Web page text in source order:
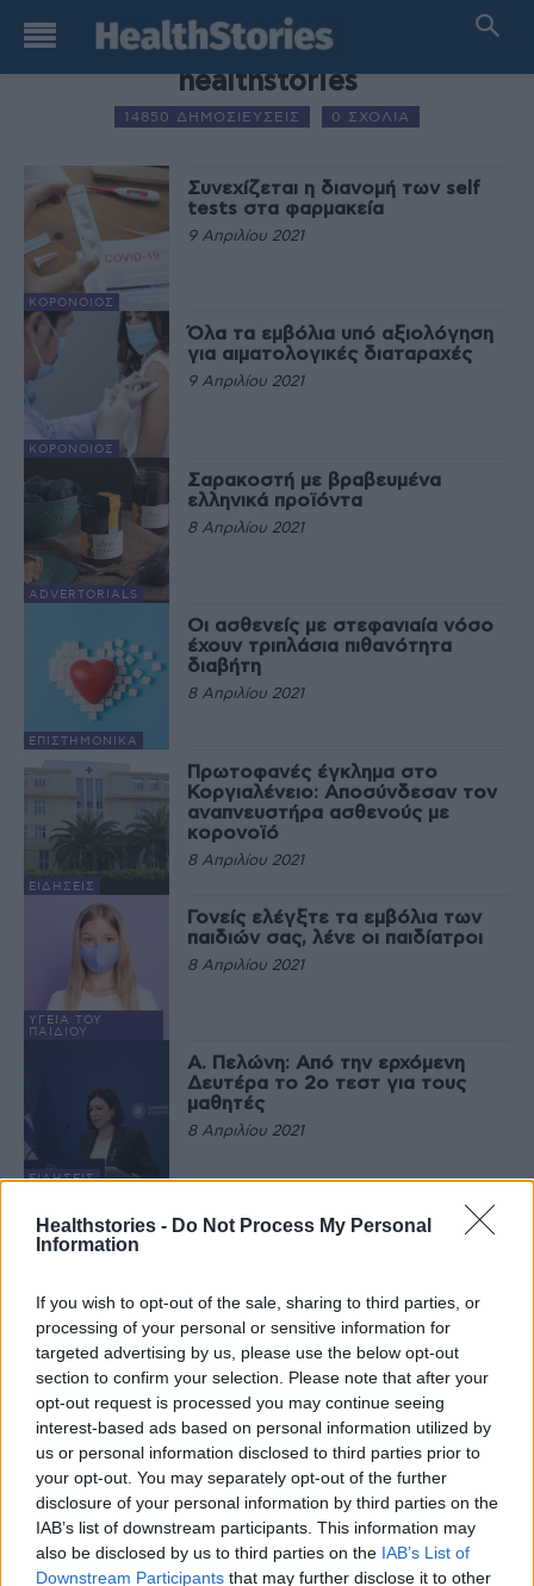
Healthstories - Do Not Process My Personal
Information
If you wish to opt-out of the sale, sharing to third parties, or
processing of your personal or sensitive information for
targeted advertising by us, please use the below opt-out
section to confirm your selection. Please note that after your
opt-out request is processed you may continue seeing
interest-based ads based on personal information utilized by
us or personal information disclosed to third parties prior to
your opt-out. You may separately opt-out of the further
disclosure of your personal information by third parties on the
IAB’s list of downstream participants. This information may
also be disclosed by us to third parties on the IAB’s List of
Downstream Participants that may further disclose it to other
AUTHOR NAME
healthstories
14850 ΔΗΜΟΣΙΕΥΣΕΙΣ 0 ΣΧΟΛΙΑ
ΚΟΡΟΝΟΙΌΣ
Συνεχίζεται η διανομή των self
tests στα φαρμακεία
9 Απριλίου 2021
ΚΟΡΟΝΟΙΌΣ
Όλα τα εμβόλια υπό αξιολόγηση
για αιματολογικές διαταραχές
9 Απριλίου 2021
ADVERTORIALS
Σαρακοστή με βραβευμένα
ελληνικά προϊόντα
8 Απριλίου 2021
EΠΙΣΤΗΜΟΝΙΚΆ
Οι ασθενείς με στεφανιαία νόσο
έχουν τριπλάσια πιθανότητα
διαβήτη
8 Απριλίου 2021
ΕΙΔΉΣΕΙΣ
Πρωτοφανές έγκλημα στο
Κοργιαλένειο: Αποσύνδεσαν τον
αναπνευστήρα ασθενούς με
κορονοϊό
8 Απριλίου 2021
ΥΓΕΊΑ ΤΟΥ
ΠΑΙΔΙΟΎ
Γονείς ελέγξτε τα εμβόλια των
παιδιών σας, λένε οι παιδίατροι
8 Απριλίου 2021
ΕΙΔΉΣΕΙΣ
Α. Πελώνη: Από την ερχόμενη
Δευτέρα το 2ο τεστ για τους
μαθητές
8 Απριλίου 2021
ΕΙΔΉΣΕΙΣ
Σήμερα ή αύριο η απόφαση της
Ελλάδας για το εμβόλιο της
Ο καθηγητής Εμμανουήλ
Δερμιτζάκης επιστημονικός
συνεργάτης του Ομίλου
ΒΙΟΙΑΤΡΙΚΗ
8 Απριλίου 2021
Σε ποια χώρα και γιατί έχουν
αλλάξει 4 υπουργοί Υγείας σε 2
μήνες
8 Απριλίου 2021